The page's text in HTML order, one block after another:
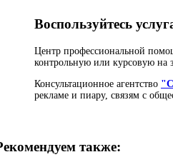
Воспользуйтесь
Центр профессиональной
контрольную или курсовую на
Консультационное агентство
рекламе и пиару, связям с
также: